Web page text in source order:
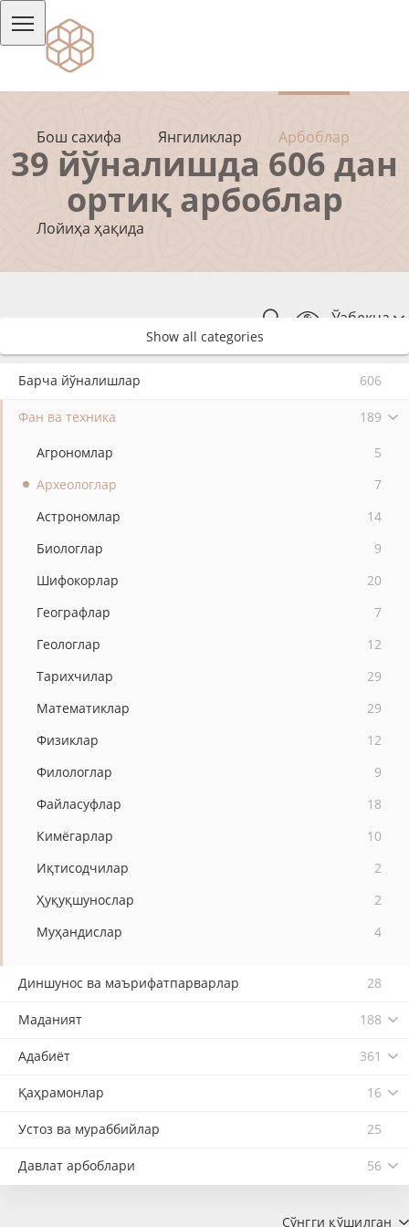
Бош сахифа Янгиликлар Арбоблар
Лойиҳа ҳақида
Ўзбекча
39 йўналишда 606 дан
ортиқ арбоблар
Show all categories
Барча йўналишлар 606
Фан ва техника 189
Агрономлар
5
Археологлар
7
Астрономлар
14
Биологлар
9
Шифокорлар
20
Географлар
7
Геологлар
12
Тарихчилар
29
Математиклар
29
Физиклар
12
Филологлар
9
Файласуфлар
18
Кимёгарлар
10
Иқтисодчилар
2
Ҳуқуқшунослар
2
Муҳандислар
4
Диншунос ва маърифатпарварлар 28
Маданият 188
Адабиёт 361
Қаҳрамонлар 16
Устоз ва мураббийлар 25
Давлат арбоблари 56
Сўнгги қўшилган